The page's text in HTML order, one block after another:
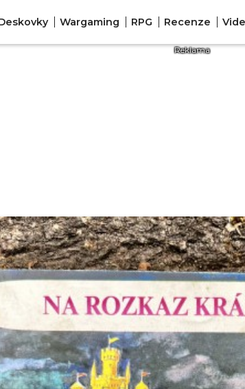
Wargaming RPG Recenze